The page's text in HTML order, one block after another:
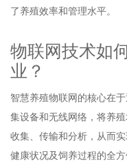
了养殖效率和管理水平。
物联网技术如
业？
智慧养殖物联网的核心在
集设备和无线网络，将养
收集、传输和分析，从而
健康状况及饲养过程的全